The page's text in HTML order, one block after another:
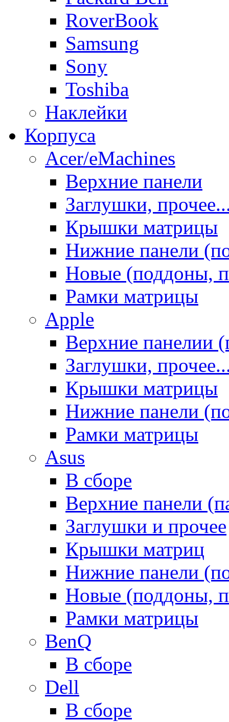
RoverBook
Samsung
Sony
Toshiba
Наклейки
Корпуса
Acer/eMachines
Верхние панели
Заглушки,
Крышки матрицы
Нижние панели
Новые (поддоны,
Рамки матрицы
Apple
Верхние панелии
Заглушки,
Крышки матрицы
Нижние панели
Рамки матрицы
Asus
В сборе
Верхние панели
Заглушки и прочее
Крышки матриц
Нижние панели
Новые (поддоны,
Рамки матрицы
BenQ
В сборе
Dell
В сборе